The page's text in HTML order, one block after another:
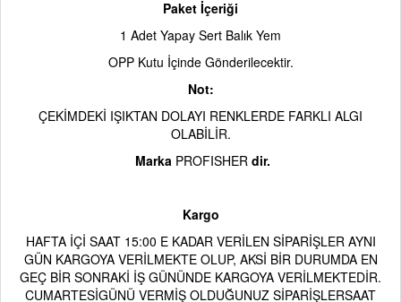
Paket İçeriği
1 Adet Yapay Sert Balık Yem
OPP Kutu İçinde Gönderilecektir.
Not:
ÇEKİMDEKİ IŞIKTAN DOLAYI RENKLERDE FARKLI ALGI
OLABİLİR.
Marka PROFISHERdir.
Kargo
HAFTA İÇİ SAAT 15:00 E KADAR VERİLEN SİPARİŞLER AYNI
GÜN KARGOYA VERİLMEKTE OLUP, AKSİ BİR DURUMDA EN
GEÇ BİR SONRAKİ İŞ GÜNÜNDE KARGOYA VERİLMEKTEDİR.
CUMARTESİGÜNÜ VERMİŞ OLDUĞUNUZ SİPARİŞLERSAAT